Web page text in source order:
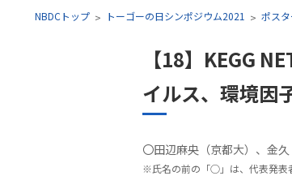
NBDCトップ トーゴーの日シンポジウム2021 ポス
【18】KEGG
イルス、環境因
発表者
〇田辺麻央（京都大）、金久
※氏名の前の「○」は、代表発表